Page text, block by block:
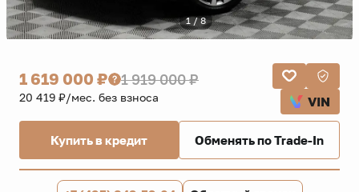
1 / 8
1 619 000 ₽ 1 919 000 ₽
20 419 ₽/мес. без взноса VIN
Купить в кредит Обменять по Trade-In